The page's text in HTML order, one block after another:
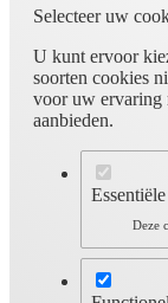
Selecteer uw
U kunt ervoor
soorten cookies
voor uw ervaring
aanbieden.
Deze